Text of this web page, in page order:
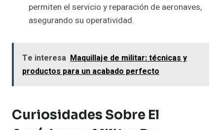
permiten el servicio y reparación de aeronaves,
asegurando su operatividad.
Te interesa Maquillaje de militar: técnicas y
productos para un acabado perfecto
Curiosidades Sobre El